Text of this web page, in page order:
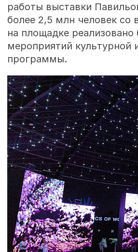
работы выставки
более 2,5 млн человек со
на площадке реализовано
мероприятий культурной
программы.